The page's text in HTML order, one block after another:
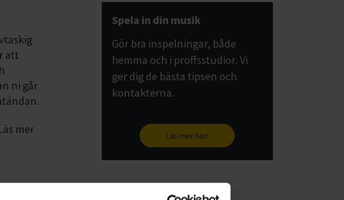
att
ni går
mer
Spela in din musik
Gör bra inspelningar, både
hemma och i proffsstudior. Vi
ger dig de bästa tipsen och
kontakterna.
Läs mer här!